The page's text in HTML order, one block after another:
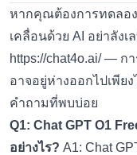
หากคุณต้องการทดลอ
เคลื่อนด้วย AI อย่าลังเ
https://chat4o.ai/— กา
อาจอยู่ห่างออกไปเพีย
คำถามที่พบบ่อย
Q1: Chat GPT O1
อย่างไร? A1: Chat